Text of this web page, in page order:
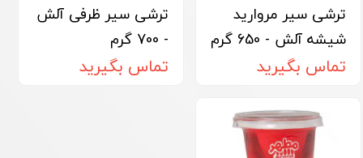
ترشی سیر مروارید
شیشه آلش - 650 گرم
تماس بگیرید
ترشی سیر ظرفی آلش
- 700 گرم
تماس بگیرید